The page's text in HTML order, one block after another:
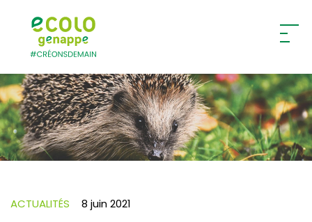
Ecolo – Genappe
ACTUALITÉS 8 juin 2021